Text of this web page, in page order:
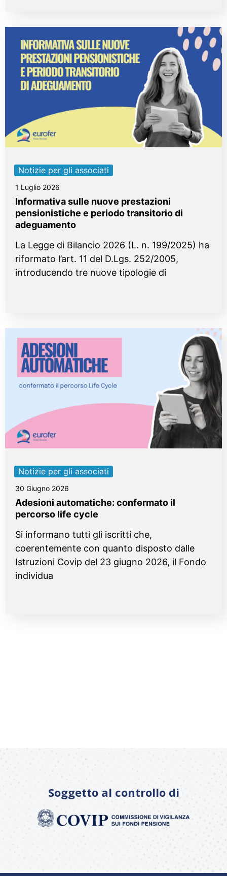
Notizie per gli associati
1 Luglio 2026
Informativa sulle nuove prestazioni
pensionistiche e periodo transitorio di
adeguamento
La Legge di Bilancio 2026 (L. n. 199/2025) ha
riformato l’art. 11 del D.Lgs. 252/2005,
introducendo tre nuove tipologie di
Notizie per gli associati
30 Giugno 2026
Adesioni automatiche: confermato il
percorso life cycle
Si informano tutti gli iscritti che,
coerentemente con quanto disposto dalle
Istruzioni Covip del 23 giugno 2026, il Fondo
individua
Soggetto al controllo di